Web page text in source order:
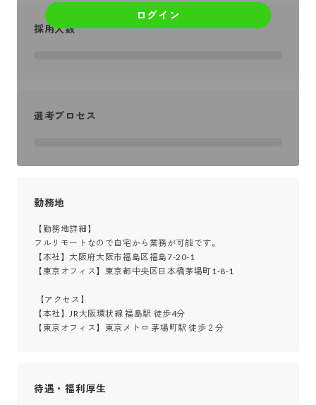
ログイン
採用人数
選考プロセス
勤務地
【勤務地詳細】
フルリモートなので自宅から業務が可能です。
【本社】大阪府大阪市福島区福島7-20-1
【東京オフィス】東京都中央区日本橋茅場町1-8-1
【本社】JR大阪環状線 福島駅 徒歩4分
【東京オフィス】東京メトロ 茅場町駅 徒歩２分
待遇・福利厚生